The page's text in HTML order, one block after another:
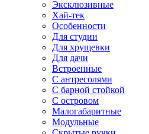
Эксклюзивные
Хай-тек
Особенности
Для студии
Для хрущевки
Для дачи
Встроенные
С антресолями
С барной стойкой
С островом
Малогабаритные
Модульные